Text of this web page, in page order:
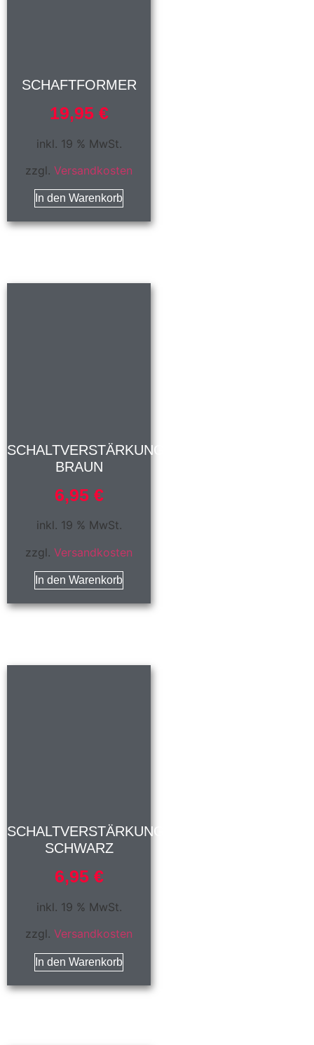
SCHAFTFORMER
19,95 €
inkl. 19 % MwSt.
zzgl.Versandkosten
In den Warenkorb
SCHALTVERSTÄRKUNG
BRAUN
6,95 €
inkl. 19 % MwSt.
zzgl.Versandkosten
In den Warenkorb
SCHALTVERSTÄRKUNG
SCHWARZ
6,95 €
inkl. 19 % MwSt.
zzgl.Versandkosten
In den Warenkorb